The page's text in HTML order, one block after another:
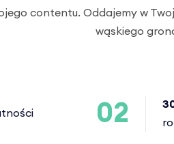
contentu. Oddajemy w
wąskiego
02